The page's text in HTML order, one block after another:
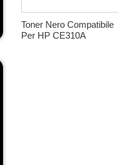
Toner Nero Compatibile
Per HP CE310A